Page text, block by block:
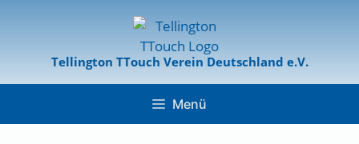
Tellington TTouch Verein Deutschland e.V.
Menü